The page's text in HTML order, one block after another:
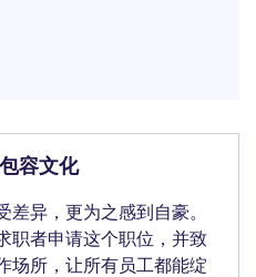
容文化
异，更为之感到自豪。
职者申请这个职位，并致
场所，让所有员工都能绽